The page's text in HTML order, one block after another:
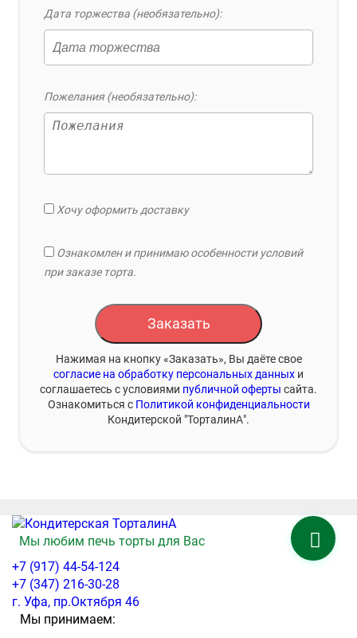
Дата торжества (необязательно):
Пожелания (необязательно):
Хочу оформить доставку
Ознакомлен и принимаю особенности условий
при заказе торта.
Заказать
Нажимая на кнопку «Заказать», Вы даёте свое
согласие на обработку персональных данных и
соглашаетесь с условиями публичной оферты сайта.
Ознакомиться с Политикой конфиденциальности
Кондитерской "ТорталинА".
Мы любим печь торты для Вас
+7 (917) 44-54-124
+7 (347) 216-30-28
г. Уфа, пр.Октября 46
Мы принимаем: